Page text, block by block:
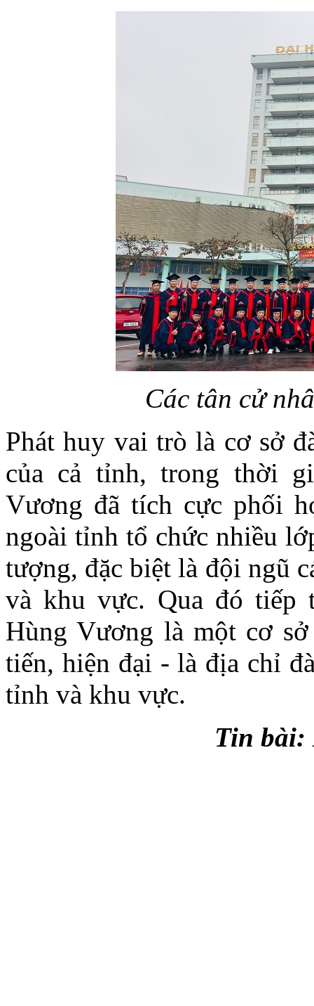
Các tân cử
Phát huy vai trò là cơ sở
của cả tỉnh, trong thời
Vương đã tích cực phối
ngoài tỉnh tổ chức nhiều
tượng, đặc biệt là đội ngũ
và khu vực. Qua đó tiếp
Hùng Vương là một cơ
tiến, hiện đại - là địa chỉ
tỉnh và khu vực.
Tin bài: